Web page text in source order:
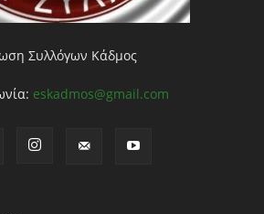
Συλλόγων Κάδμος
eskadmos@gmail.com